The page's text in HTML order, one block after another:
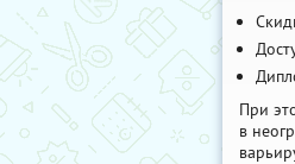
При
в